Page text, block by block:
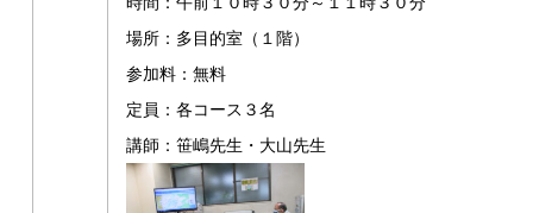
場所：多目的室（１階）
参加料：無料
定員：各コース３名
講師：笹嶋先生・大山先生